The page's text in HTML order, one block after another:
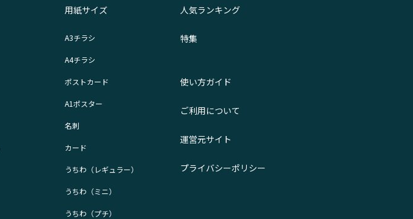
用紙サイズ
A3チラシ
A4チラシ
ポストカード
A1ポスター
名刺
カード
うちわ（レギュラー）
うちわ（ミニ）
うちわ（プチ）
人気ランキング
特集
使い方ガイド
ご利用について
運営元サイト
プライバシーポリシー